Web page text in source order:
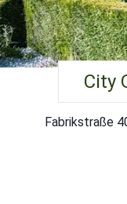
City
Fabrikstraße